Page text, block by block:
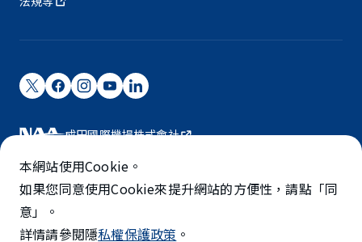
成田國際機場株式會社
成田國際機場由NAA營運。
©NARITA INTERNATIONAL AIRPORT CORPORATION
5-STAR AIRPORT
本網站使用Cookie。
如果您同意使用Cookie來提升網站的方便性，請點「同
意」。
詳情請參閱隱私權保護政策 。